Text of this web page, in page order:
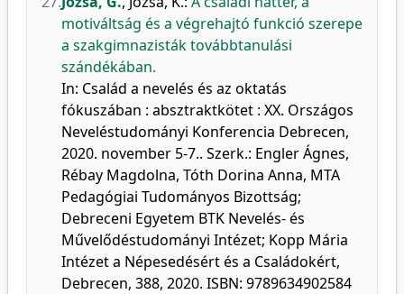
motiváltság és a végrehajtó funkció szerepe
a szakgimnazisták továbbtanulási
szándékában.
In: Család a nevelés és az oktatás
fókuszában : absztraktkötet : XX. Országos
Neveléstudományi Konferencia Debrecen,
2020. november 5-7.. Szerk.: Engler Ágnes,
Rébay Magdolna, Tóth Dorina Anna, MTA
Pedagógiai Tudományos Bizottság;
Debreceni Egyetem BTK Nevelés- és
Művelődéstudományi Intézet; Kopp Mária
Intézet a Népesedésért és a Családokért,
Debrecen, 388, 2020. ISBN: 9789634902584